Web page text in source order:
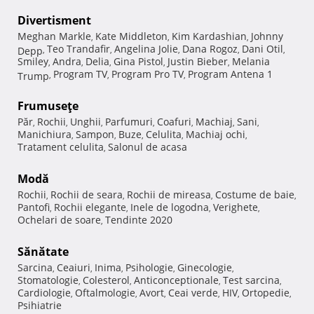
Divertisment
Meghan Markle, Kate Middleton, Kim Kardashian, Johnny
Depp, Teo Trandafir, Angelina Jolie, Dana Rogoz, Dani Otil,
Smiley, Andra, Delia, Gina Pistol, Justin Bieber, Melania
Trump, Program TV, Program Pro TV, Program Antena 1
Frumuseţe
Păr, Rochii, Unghii, Parfumuri, Coafuri, Machiaj, Sani,
Manichiura, Sampon, Buze, Celulita, Machiaj ochi,
Tratament celulita, Salonul de acasa
Modă
Rochii, Rochii de seara, Rochii de mireasa, Costume de baie,
Pantofi, Rochii elegante, Inele de logodna, Verighete,
Ochelari de soare, Tendinte 2020
Sănătate
Sarcina, Ceaiuri, Inima, Psihologie, Ginecologie,
Stomatologie, Colesterol, Anticonceptionale, Test sarcina,
Cardiologie, Oftalmologie, Avort, Ceai verde, HIV, Ortopedie,
Psihiatrie